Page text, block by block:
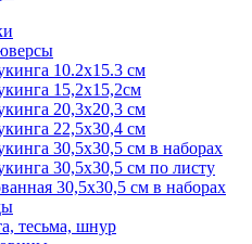
10.2х15.3 см
15,2х15,2см
20,3х20,3 см
22,5х30,4 см
30,5х30,5 см в наборах
30,5х30,5 см по листу
30,5х30,5 см в наборах
тесьма, шнур